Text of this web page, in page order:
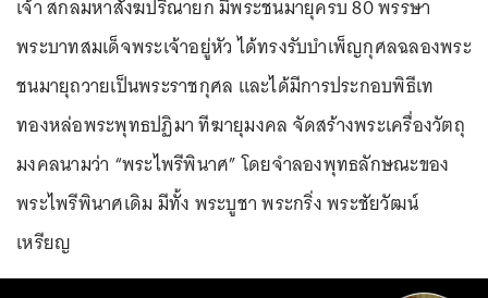
เจ้า สกลมหาสังฆปริณายก มีพระชนมายุครบ 80 พรรษา
พระบาทสมเด็จพระเจ้าอยู่หัว ได้ทรงรับบำเพ็ญกุศลฉลองพระ
ชนมายุถวายเป็นพระราชกุศล และได้มีการประกอบพิธีเท
ทองหล่อพระพุทธปฏิมา ทีฆายุมงคล จัดสร้างพระเครื่องวัตถุ
มงคลนามว่า “พระไพรีพินาศ” โดยจำลองพุทธลักษณะของ
พระไพรีพินาศเดิม มีทั้ง พระบูชา พระกริ่ง พระชัยวัฒน์
เหรียญ